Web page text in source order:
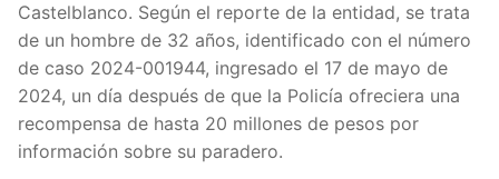
Castelblanco. Según el reporte de la entidad, se trata
de un hombre de 32 años, identificado con el número
de caso 2024-001944, ingresado el 17 de mayo de
2024, un día después de que la Policía ofreciera una
recompensa de hasta 20 millones de pesos por
información sobre su paradero.